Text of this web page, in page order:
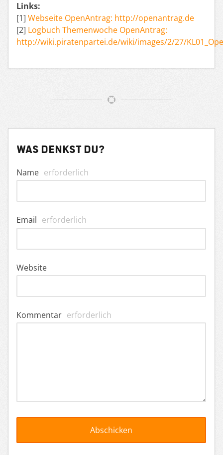
Links:
[1] Webseite OpenAntrag: http://openantrag.de
[2] Logbuch Themenwoche OpenAntrag:
http://wiki.piratenpartei.de/wiki/images/2/27/
Was denkst du?
Name erforderlich
Email erforderlich
Website
Kommentar erforderlich